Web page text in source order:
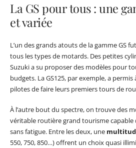
La GS pour tous : une
et variée
L’un des grands atouts de la gamme GS
tous les types de motards. Des petites
Suzuki a su proposer des modèles pour
budgets. La GS125, par exemple, a
pilotes de faire leurs premiers tours de
À l’autre bout du spectre, on trouve des
véritable routière grand tourisme capable
sans fatigue. Entre les deux, une
550, 750, 850…) offrent un choix quasi